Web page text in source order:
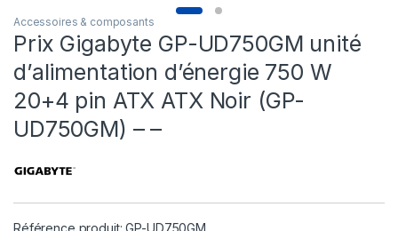
Accessoires & composants
Prix Gigabyte GP-UD750GM unité
d’alimentation d’énergie 750 W
20+4 pin ATX ATX Noir (GP-
UD750GM) – –
Référence produit: GP-UD750GM